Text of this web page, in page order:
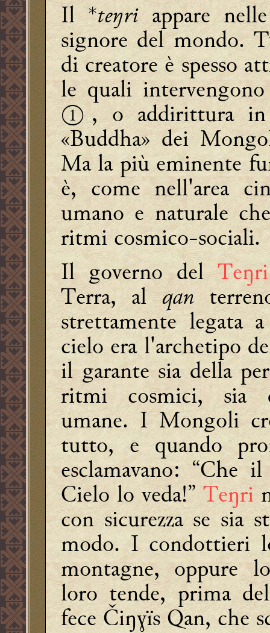
Il *teŋriappare
signore del mondo.
di creatore è spesso
le quali
①, o addirittura
«Buddha» dei
Ma la più eminente
è, come nell'area
umano e naturale
ritmi cosmico-sociali.
Il governo del
Terra, alqan
strettamente legata
cielo era l'archetipo
il garante sia della
ritmi cosmici, sia
umane. I Mongoli
tutto, e quando
esclamavano: “Che
Cielo lo veda!”Teŋri
con sicurezza se sia
modo. I condottieri
montagne, oppure
loro tende, prima
fece Čiŋɣïs Qan, che